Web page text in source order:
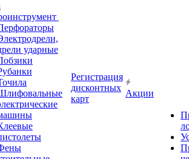
ударные
Регистрация
дисконтных
карт
Акции